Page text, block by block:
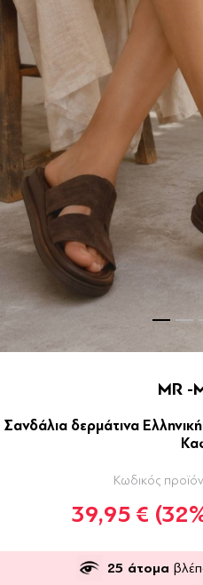
MR -
Σανδάλια δερμάτινα
Κωδικός
39,95 €
25 άτομα